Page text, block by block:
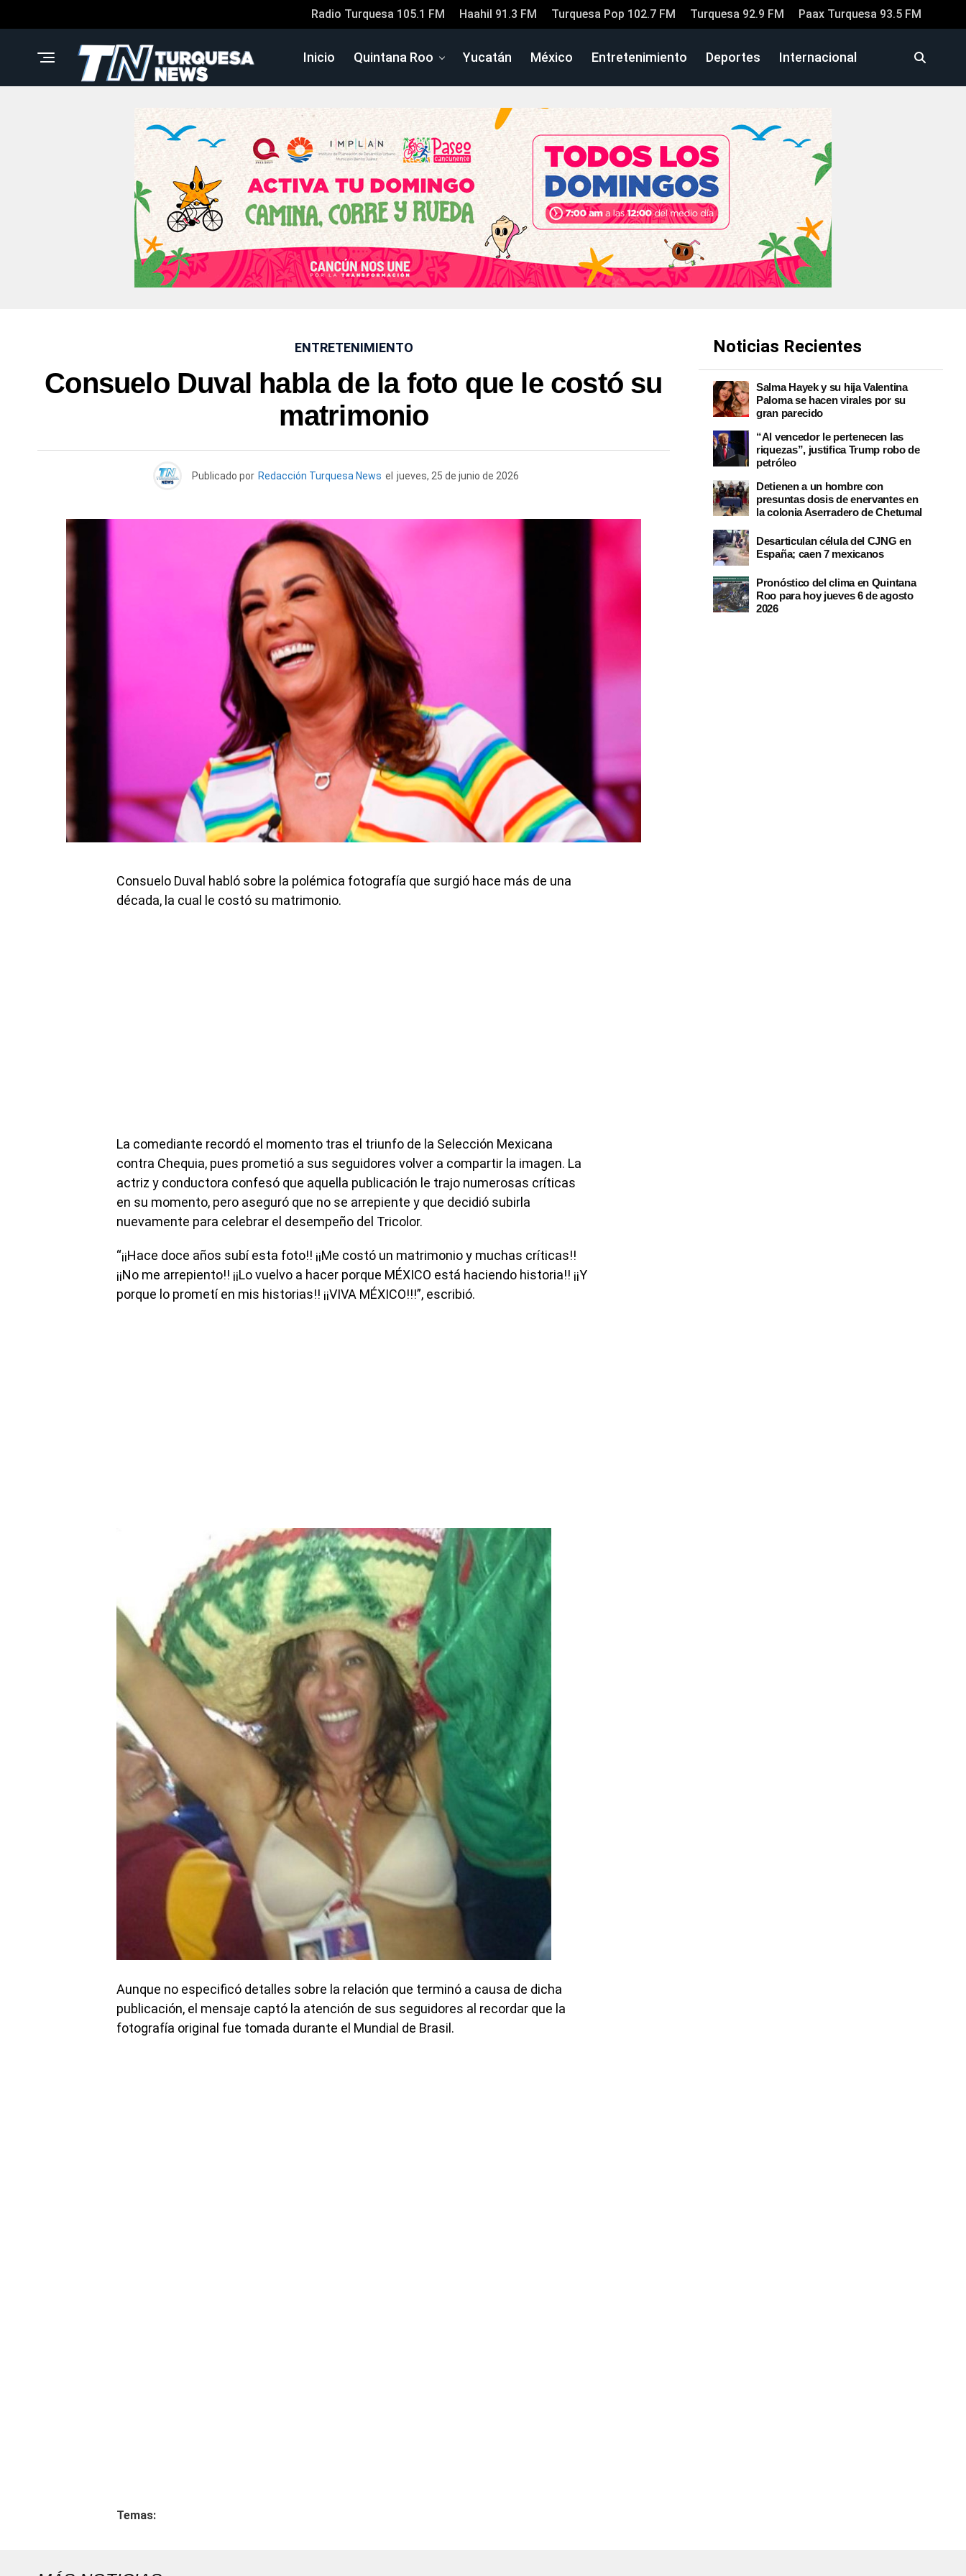
Radio Turquesa 105.1 FM Haahil 91.3 FM Turquesa Pop 102.7 FM Turquesa 92.9 FM Paax Turquesa 93.5 FM
Inicio Quintana Roo Yucatán México Entretenimiento Deportes Internacional
ENTRETENIMIENTO
Consuelo Duval habla de la foto que le costó su
matrimonio
Publicado por Redacción Turquesa News el jueves, 25 de junio de 2026
Consuelo Duval habló sobre la polémica fotografía que surgió hace más de una
década, la cual le costó su matrimonio.
La comediante recordó el momento tras el triunfo de la Selección Mexicana
contra Chequia, pues prometió a sus seguidores volver a compartir la imagen. La
actriz y conductora confesó que aquella publicación le trajo numerosas críticas
en su momento, pero aseguró que no se arrepiente y que decidió subirla
nuevamente para celebrar el desempeño del Tricolor.
“¡¡Hace doce años subí esta foto!! ¡¡Me costó un matrimonio y muchas críticas!!
¡¡No me arrepiento!! ¡¡Lo vuelvo a hacer porque MÉXICO está haciendo historia!! ¡¡Y
porque lo prometí en mis historias!! ¡¡VIVA MÉXICO!!!”, escribió.
Aunque no especificó detalles sobre la relación que terminó a causa de dicha
publicación, el mensaje captó la atención de sus seguidores al recordar que la
fotografía original fue tomada durante el Mundial de Brasil.
Temas:
Noticias Recientes
Salma Hayek y su hija Valentina
Paloma se hacen virales por su
gran parecido
“Al vencedor le pertenecen las
riquezas”, justifica Trump robo de
petróleo
Detienen a un hombre con
presuntas dosis de enervantes en
la colonia Aserradero de Chetumal
Desarticulan célula del CJNG en
España; caen 7 mexicanos
Pronóstico del clima en Quintana
Roo para hoy jueves 6 de agosto
2026